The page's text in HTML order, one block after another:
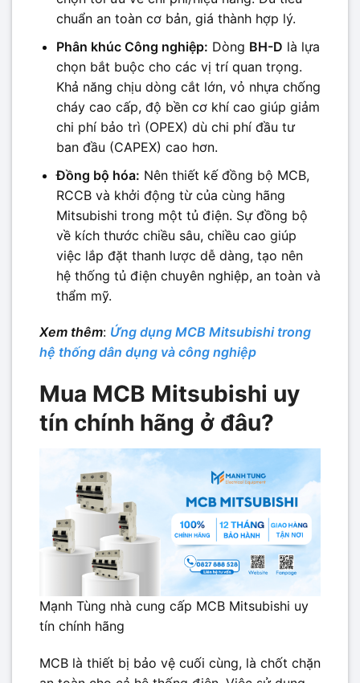
chuẩn an toàn cơ bản, giá thành hợp lý.
Phân khúc Công nghiệp: Dòng BH-D là lựa
chọn bắt buộc cho các vị trí quan trọng.
Khả năng chịu dòng cắt lớn, vỏ nhựa chống
cháy cao cấp, độ bền cơ khí cao giúp giảm
chi phí bảo trì (OPEX) dù chi phí đầu tư
ban đầu (CAPEX) cao hơn.
Đồng bộ hóa: Nên thiết kế đồng bộ MCB,
RCCB và khởi động từ của cùng hãng
Mitsubishi trong một tủ điện. Sự đồng bộ
về kích thước chiều sâu, chiều cao giúp
việc lắp đặt thanh lược dễ dàng, tạo nên
hệ thống tủ điện chuyên nghiệp, an toàn và
thẩm mỹ.
Xem thêm: Ứng dụng MCB Mitsubishi trong
hệ thống dân dụng và công nghiệp
Mua MCB Mitsubishi uy
tín chính hãng ở đâu?
Mạnh Tùng nhà cung cấp MCB Mitsubishi uy
tín chính hãng
MCB là thiết bị bảo vệ cuối cùng, là chốt chặn